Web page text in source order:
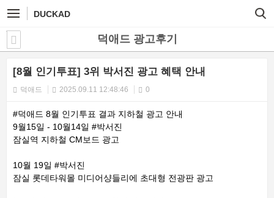
DUCKAD
덕애드 광고후기
[8월 인기투표] 3위 박서진 광고 혜택 안내
덕애드 2025.09.11 12:48:46 0
#덕애드 8월 인기투표 결과 지하철 광고 안내
9월15일 - 10월14일 #박서진
잠실역 지하철 CM보드 광고
10월 19일 #박서진
잠실 롯데타워몰 미디어샹들리에 초대형 전광판 광고